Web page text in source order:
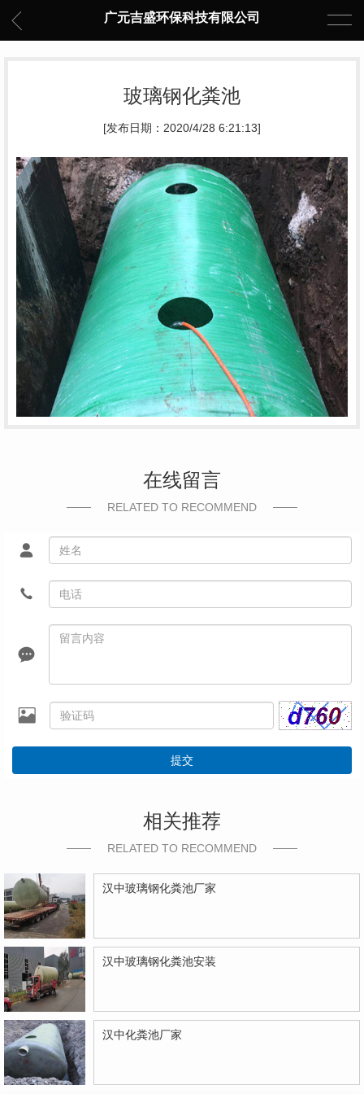
广元吉盛环保科技有限公司
玻璃钢化粪池
[发布日期：2020/4/28 6:21:13]
在线留言
RELATED TO RECOMMEND
提交
相关推荐
RELATED TO RECOMMEND
汉中玻璃钢化粪池厂家
汉中玻璃钢化粪池安装
汉中化粪池厂家